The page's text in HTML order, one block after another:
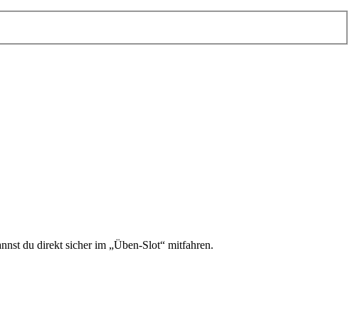
du direkt sicher im „Üben-Slot“ mitfahren.